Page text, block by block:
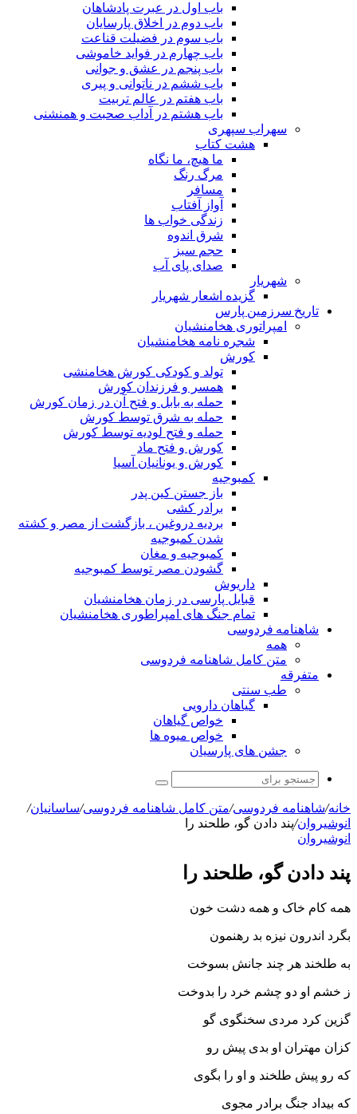
باب اول در عبرت پادشاهان
باب دوم در اخلاق پارسایان
باب سوم در فضیلت قناعت
باب چهارم در فواید خاموشى
باب پنجم در عشق و جوانى
باب ششم در ناتوانى و پیرى
باب هفتم در عالم تربیت
باب هشتم در آداب صحبت و همنشنى
سهراب سپهری
هشت کتاب
ما هیچ، ما نگاه
مرگ رنگ
مسافر
آواز آفتاب
زندگی خواب ها
شرق اندوه
حجم سبز
صدای پای آب
شهریار
گزیده اشعار شهریار
تاریخ سرزمین پارس
امپراتوری هخامنشیان
شجره نامه هخامنشیان
کورش
تولد و کودکی کورش هخامنشی
همسر و فرزندان کورش
حمله به بابل و فتح آن در زمان کورش
حمله به شرق توسط کورش
حمله و فتح لودیه توسط کورش
کورش و فتح ماد
کورش و یونانیان آسیا
کمبوجیه
باز جستن کین پدر
برادر کشی
بردیه دروغین ، بازگشت از مصر و کشته
شدن کمبوجیه
کمبوجیه و مغان
گشودن مصر توسط کمبوجیه
داریوش
قبایل پارسی در زمان هخامنشیان
تمام جنگ های امپراطوری هخامنشیان
شاهنامه فردوسی
همه
متن کامل شاهنامه فردوسی
متفرقه
طب سنتی
گیاهان دارویی
خواص گیاهان
خواص میوه ها
جشن های پارسیان
جستجو
برای
خانه/شاهنامه فردوسی/متن کامل شاهنامه فردوسی/ساسانیان/
انوشیروان/پند دادن گو، طلحند را
انوشیروان
پند دادن گو، طلحند را
همه کام خاک و همه دشت خون
بگرد اندرون نیزه بد رهنمون‏
به طلخند هر چند جانش بسوخت
ز خشم او دو چشم خرد را بدوخت‏
گزین کرد مردى سخنگوى گو
کزان مهتران او بدى پیش رو
که رو پیش طلخند و او را بگوى
که بیداد جنگ برادر مجوى‏